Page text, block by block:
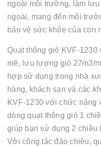
ngoài môi trường, làm
ngoài, mang đến môi
bảo vệ sức khỏe của con
Quạt thông gió KVF-
mẽ, lưu lượng gió 27m3/
hợp sử dụng trong nhà
hàng, khách sạn và các
KVF-1230 với chức năng
dòng quạt thông gió 1
giúp bạn sử dụng 2 chiều
Với công tắc đảo chiều,